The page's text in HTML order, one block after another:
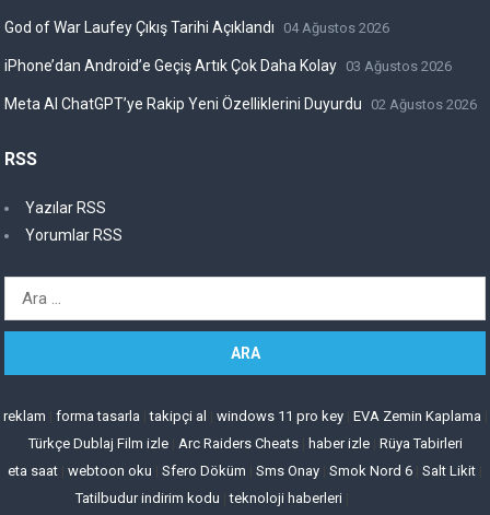
God of War Laufey Çıkış Tarihi Açıklandı 04 Ağustos 2026
iPhone’dan Android’e Geçiş Artık Çok Daha Kolay 03 Ağustos 2026
Meta AI ChatGPT’ye Rakip Yeni Özelliklerini Duyurdu 02 Ağustos 2026
RSS
Yazılar RSS
Yorumlar RSS
Arama:
reklam forma tasarla |takipçi al windows 11 pro key| EVA Zemin Kaplama
Türkçe Dublaj Film izle| Arc Raiders Cheats| haber izle| Rüya Tabirleri
eta saat webtoon oku Sfero Döküm Sms Onay Smok Nord 6 Salt Likit
Tatilbudur indirim kodu |teknoloji haberleri|